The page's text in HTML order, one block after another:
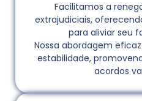
Facilitamos a
extrajudiciais,
para aliviar seu
Nossa abordagem
estabilidade,
acordos